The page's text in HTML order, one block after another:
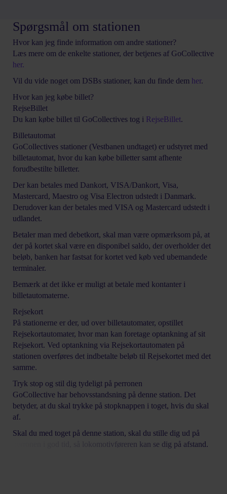
Spørgsmål om stationen
Hvor kan jeg finde information om andre stationer?
Læs mere om de enkelte stationer, der betjenes af GoCollective
her.
Vil du vide noget om DSBs stationer, kan du finde dem her.
Hvor kan jeg købe billet?
RejseBillet
Du kan købe billet til GoCollectives tog i RejseBillet.
Billetautomat
GoCollectives stationer (Vestbanen undtaget) er udstyret med
billetautomat, hvor du kan købe billetter samt afhente
forudbestilte billetter.
Der kan betales med Dankort, VISA/Dankort, Visa,
Mastercard, Maestro og Visa Electron udstedt i Danmark.
Derudover kan der betales med VISA og Mastercard udstedt i
udlandet.
Betaler man med debetkort, skal man være opmærksom på, at
der på kortet skal være en disponibel saldo, der overholder det
beløb, banken har fastsat for kortet ved køb ved ubemandede
terminaler.
Bemærk at det ikke er muligt at betale med kontanter i
billetautomaterne.
Rejsekort
På stationerne er der, ud over billetautomater, opstillet
Rejsekortautomater, hvor man kan foretage optankning af sit
Rejsekort. Ved optankning via Rejsekortautomaten på
stationen overføres det indbetalte beløb til Rejsekortet med det
samme.
Tryk stop og stil dig tydeligt på perronen
GoCollective har behovsstandsning på denne station. Det
betyder, at du skal trykke på stopknappen i toget, hvis du skal
af.
Skal du med toget på denne station, skal du stille dig ud på
perronen i god tid, så lokomotivføreren kan se dig på afstand.